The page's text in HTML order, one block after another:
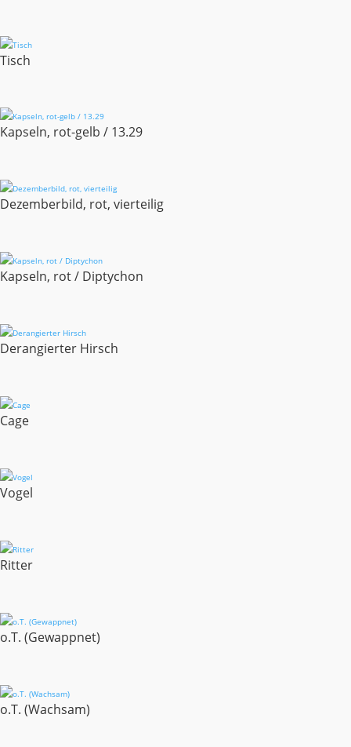
Tisch
Kapseln, rot-gelb / 13.29
Dezemberbild, rot, vierteilig
Kapseln, rot / Diptychon
Derangierter Hirsch
Cage
Vogel
Ritter
o.T. (Gewappnet)
o.T. (Wachsam)